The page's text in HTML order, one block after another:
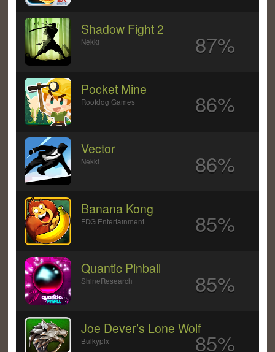
Shadow Fight 2
Nekki 87%
Pocket Mine
Roofdog Games 86%
Vector
Nekki 86%
Banana Kong
FDG Entertainment 85%
Quantic Pinball
ShineResearch 85%
Joe Dever’s Lone Wolf
Bulkypix 85%